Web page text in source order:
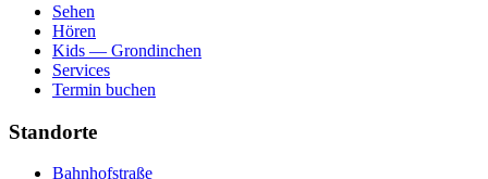
Sehen
Hören
Kids — Grondinchen
Services
Termin buchen
Standorte
Bahnhofstraße